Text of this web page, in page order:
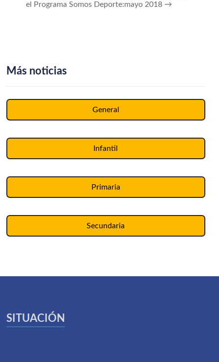
el Programa Somos Deporte:mayo 2018 →
Más noticias
General
Infantil
Primaria
Secundaria
SITUACIÓN